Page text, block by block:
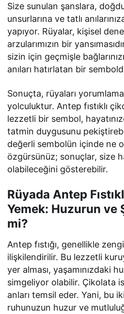
Size sunulan şanslara,
unsurlarına ve tatlı
yapıyor. Rüyalar, kişisel
arzularımızın bir
sizin için geçmişle
anıları hatırlatan bir
Sonuçta, rüyaları
yolculuktur. Antep fıstıklı
lezzetli bir sembol,
tatmin duygusunu
değerli sembolün içinde ne
özgürsünüz; sonuçlar, size
olabileceğini gösterebilir.
Rüyada Antep
Yemek: Huzurun ve
mi?
Antep fıstığı, genellikle
ilişkilendirilir. Bu lezzetli
yer alması, yaşamınızdaki
simgeliyor olabilir. Çikolata
anları temsil eder. Yani, bu
ruhunuzun huzur ve